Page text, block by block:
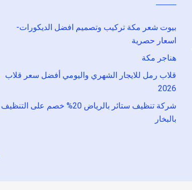
بيوت شعر مكة تركيب وتصميم افضل الديكورات-
اسعار حصرية
هناجر مكة
قلاب رمل للايجار الشهري واليومي أفضل سعر قلاب
2026
شركة تنظيف ستائر بالرياض 20% خصم على التنظيف
بالبخار